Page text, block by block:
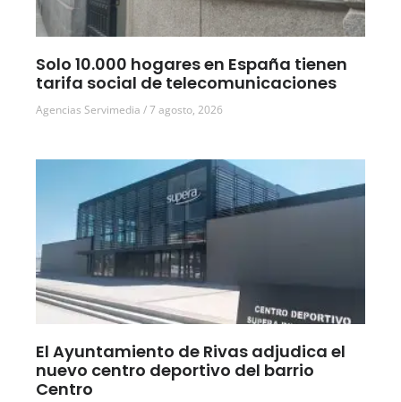
Solo 10.000 hogares en España tienen
tarifa social de telecomunicaciones
Agencias Servimedia 7 agosto, 2026
El Ayuntamiento de Rivas adjudica el
nuevo centro deportivo del barrio
Centro